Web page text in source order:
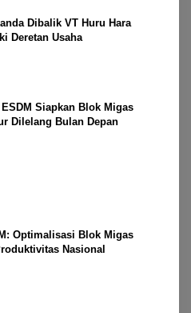
Dibalik VT Huru Hara
Deretan Usaha
Siapkan Blok Migas
Dilelang Bulan Depan
Optimalisasi Blok Migas
Nasional